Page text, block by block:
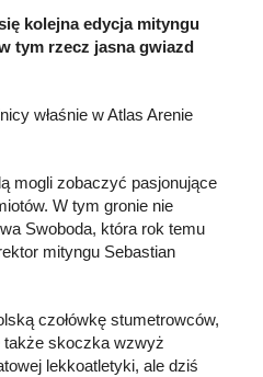
kolejna edycja mityngu
tym rzecz jasna gwiazd
właśnie w Atlas Arenie
mogli zobaczyć pasjonujące
W tym gronie nie
Swoboda, która rok temu
mityngu Sebastian
czołówkę stumetrowców,
także skoczka wzwyż
lekkoatletyki, ale dziś